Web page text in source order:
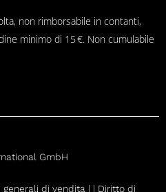
non rimborsabile in contanti,
minimo di 15 €. Non cumulabile
GmbH
generali di vendita | | Diritto di